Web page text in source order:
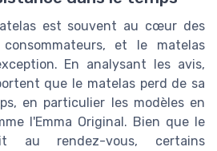
est souvent au cœur des
et le matelas
En analysant les avis,
que le matelas perd de sa
en particulier les modèles en
l'Emma Original. Bien que le
au rendez-vous, certains